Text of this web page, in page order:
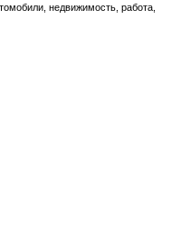
недвижимость, работа,